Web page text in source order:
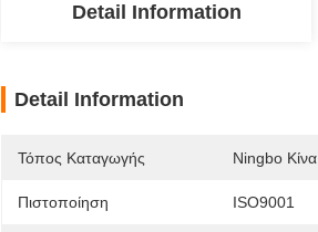
Detail Information
Detail Information
Τόπος Καταγωγής Ningbo Κίνα
Πιστοποίηση ISO9001